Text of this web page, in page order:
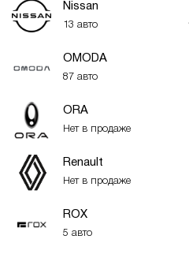
Nissan
13 авто
OMODA
87 авто
ORA
Нет в продаже
Renault
Нет в продаже
ROX
5 авто